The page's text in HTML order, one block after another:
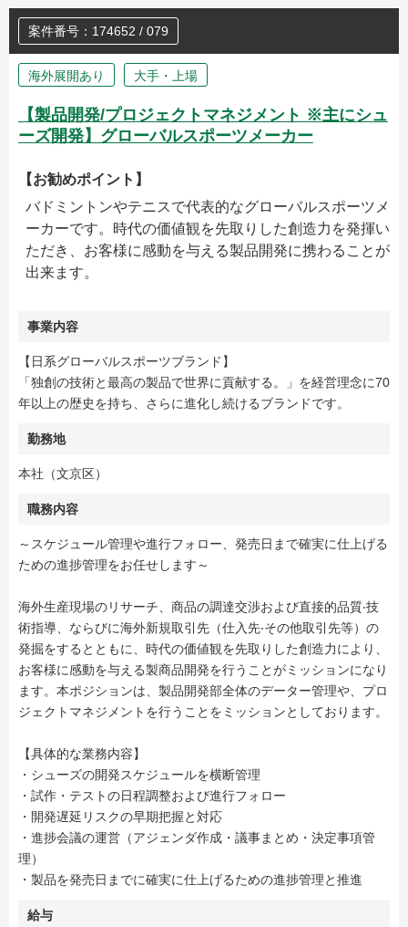
案件番号：174652 / 079
海外展開あり 大手・上場
【製品開発/プロジェクトマネジメント ※主にシュ
ーズ開発】グローバルスポーツメーカー
【お勧めポイント】
バドミントンやテニスで代表的なグローバルスポーツメ
ーカーです。時代の価値観を先取りした創造力を発揮い
ただき、お客様に感動を与える製品開発に携わることが
出来ます。
事業内容
【日系グローバルスポーツブランド】
「独創の技術と最高の製品で世界に貢献する。」を経営理念に70
年以上の歴史を持ち、さらに進化し続けるブランドです。
勤務地
本社（文京区）
職務内容
～スケジュール管理や進行フォロー、発売日まで確実に仕上げる
ための進捗管理をお任せします～
海外生産現場のリサーチ、商品の調達交渉および直接的品質‧技
術指導、ならびに海外新規取引先（仕入先‧その他取引先等）の
発掘をするとともに、時代の価値観を先取りした創造力により、
お客様に感動を与える製商品開発を行うことがミッションになり
ます。本ポジションは、製品開発部全体のデーター管理や、プロ
ジェクトマネジメントを行うことをミッションとしております。
【具体的な業務内容】
・シューズの開発スケジュールを横断管理
・試作・テストの日程調整および進行フォロー
・開発遅延リスクの早期把握と対応
・進捗会議の運営（アジェンダ作成・議事まとめ・決定事項管
理）
・製品を発売日までに確実に仕上げるための進捗管理と推進
給与